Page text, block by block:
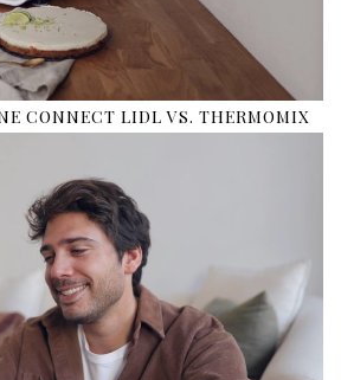
CONNECT LIDL VS. THERMOMIX